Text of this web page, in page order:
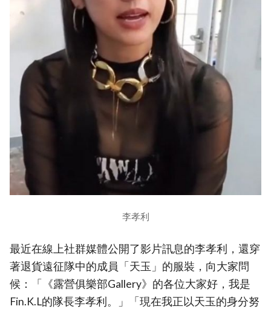
李孝利
最近在線上社群媒體公開了影片訊息的李孝利，還穿
著退貨遠征隊中的成員「天玉」的服裝，向大家問
候：「《露營俱樂部Gallery》的各位大家好，我是
Fin.K.L的隊長李孝利。」「現在我正以天玉的身分努